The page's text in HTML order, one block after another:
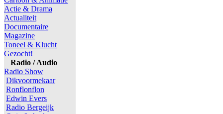
Actie & Drama
Actualiteit
Documentaire
Magazine
Toneel & Klucht
Gezocht!
Radio / Audio
Radio Show
Dikvoormekaar
Ronflonflon
Edwin Evers
Radio Bergeijk